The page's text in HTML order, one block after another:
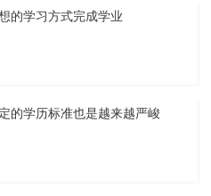
的学习方式完成学业
的学历标准也是越来越严峻